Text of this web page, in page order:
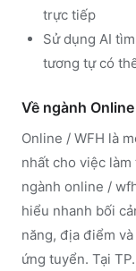
trực tiếp
Sử dụng AI
tương tự có
Về ngành
Online / WFH là
nhất cho việc
ngành online /
hiểu nhanh bối
năng, địa điểm
ứng tuyển. Tại